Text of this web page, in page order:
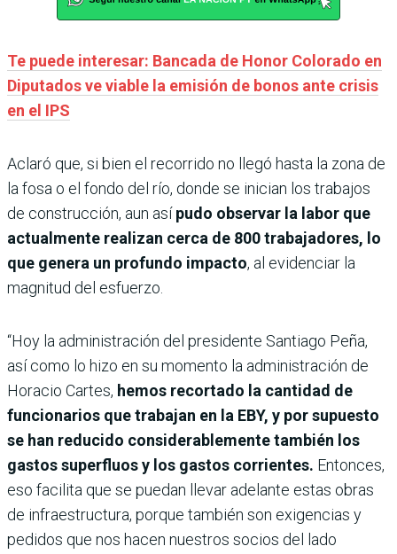
Te puede interesar: Bancada de Honor Colorado en
Diputados ve viable la emisión de bonos ante crisis
en el IPS
Aclaró que, si bien el recorrido no llegó hasta la zona de
la fosa o el fondo del río, donde se inician los trabajos
de construcción, aun asípudo observar la labor que
actualmente realizan cerca de 800 trabajadores, lo
que genera un profundo impacto, al evidenciar la
magnitud del esfuerzo.
“Hoy la administración del presidente Santiago Peña,
así como lo hizo en su momento la administración de
Horacio Cartes, hemos recortado la cantidad de
funcionarios que trabajan en la EBY, y por supuesto
se han reducido considerablemente también los
gastos superfluos y los gastos corrientes. Entonces,
eso facilita que se puedan llevar adelante estas obras
de infraestructura, porque también son exigencias y
pedidos que nos hacen nuestros socios del lado